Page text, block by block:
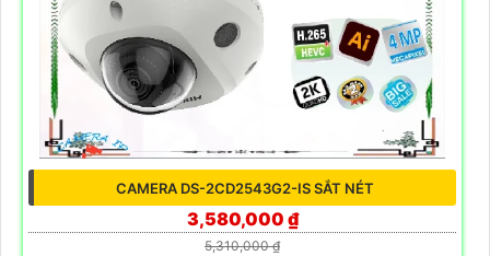
CAMERA DS-2CD2543G2-IS SẮT NÉT
3,580,000 ₫
5,310,000 ₫